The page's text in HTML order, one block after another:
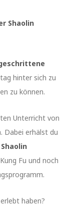
Shaolin
hinter sich zu
zu können.
Unterricht von
Dabei erhälst du
Fu und noch
haben?